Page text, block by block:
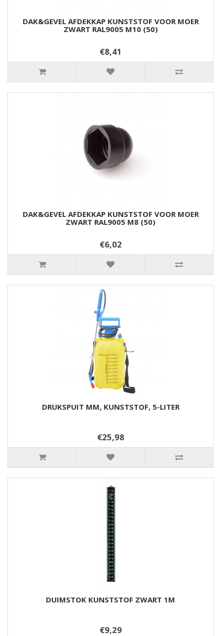
DAK&GEVEL AFDEKKAP KUNSTSTOF VOOR MOER
ZWART RAL9005 M10 (50)
€8,41
DAK&GEVEL AFDEKKAP KUNSTSTOF VOOR MOER
ZWART RAL9005 M8 (50)
€6,02
DRUKSPUIT MM, KUNSTSTOF, 5-LITER
€25,98
DUIMSTOK KUNSTSTOF ZWART 1M
€9,29